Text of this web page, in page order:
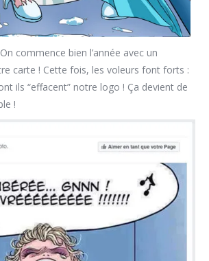
On commence bien l’année avec un
carte ! Cette fois, les voleurs font forts :
ils “effacent” notre logo ! Ça devient de
!